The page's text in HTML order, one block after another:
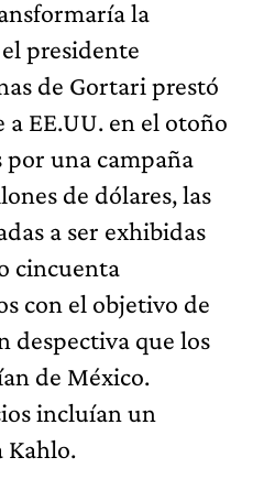
la
presidente
de Gortari prestó
a EE.UU. en el otoño
por una campaña
de dólares, las
a ser exhibidas
cincuenta
con el objetivo de
despectiva que los
de México.
incluían un
Kahlo.